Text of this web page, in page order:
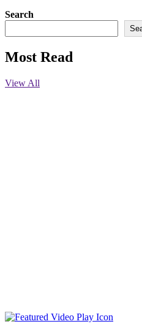
Search
Most Read
View All